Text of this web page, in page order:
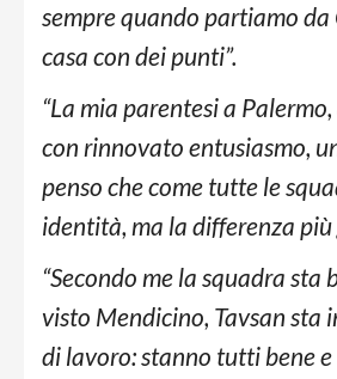
sempre quando partiamo
casa con dei punti”.
“La mia parentesi a
con rinnovato entusiasmo,
penso che come tutte le
identità, ma la differenza
“Secondo me la squadra
visto Mendicino, Tavsan sta
di lavoro: stanno tutti bene e